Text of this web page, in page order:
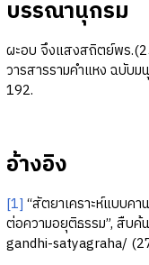
บรรณานุกรม
ผะอบ จึงแสงสถิตย์พร
วารสารรามคำแหง ฉบับ
192.
อ้างอิง
[1] “สัตยาเคราะห์แบบค
ต่อความอยุติธรรม”, สืบค้
gandhi-satyagraha/